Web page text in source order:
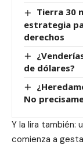
Tierra 30
estrategia
derechos
de dólares?
No
Y la lira también:
comienza a